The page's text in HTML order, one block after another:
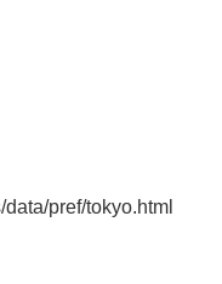
pref/tokyo.html